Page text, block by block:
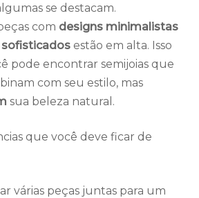
se destacam.
com designs minimalistas
estão em alta. Isso
pode encontrar semijoias que
com seu estilo, mas
sua beleza natural.
que você deve ficar de
várias peças juntas para um